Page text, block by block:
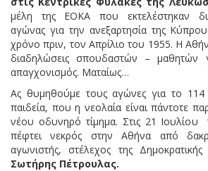
μέλη της ΕΟΚΑ που εκτελέστηκαν
αγώνας για την ανεξαρτησία της Κύπρου
χρόνο πριν, τον Απρίλιο του 1955. Η
διαδηλώσεις σπουδαστών – μαθητών
απαγχονισμός. Ματαίως…
Ας θυμηθούμε τους αγώνες για το 114
παιδεία, που η νεολαία είναι πάντοτε
νέου οδυνηρό τίμημα. Στις 21
πέφτει νεκρός στην Αθήνα από
αγωνιστής, στέλεχος της
Σωτήρης Πέτρουλας.